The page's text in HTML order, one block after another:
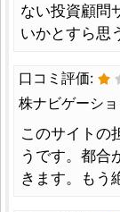
ない投資顧問
いかとすら思
口コミ評価:
株ナビゲーシ
このサイトの
うです。都合
きます。もう